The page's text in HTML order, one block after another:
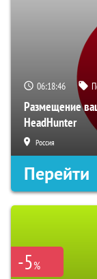
06:18:46
Размещение
HeadHunter
Россия
Перейти
-5%